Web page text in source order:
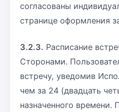
согласованы
странице оформления
3.2.3. Расписание
Сторонами.
встречу, уведомив
чем за 24 (двадцать
назначенного времени.